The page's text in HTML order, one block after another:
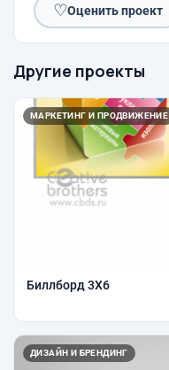
♡Оценить проект
Другие проекты
МАРКЕТИНГ И ПРОДВИЖЕНИЕ
Биллборд 3Х6
ДИЗАЙН И БРЕНДИНГ